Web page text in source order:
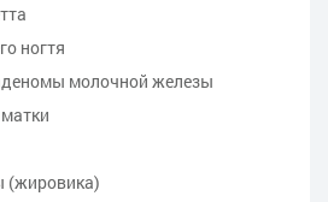
ногтя
молочной железы
(жировика)